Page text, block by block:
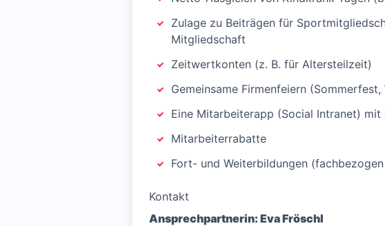
Zulage zu Beiträgen für
Mitgliedschaft
Zeitwertkonten (z. B. für Altersteilzeit)
Gemeinsame Firmenfeiern (Sommerfest,
Eine Mitarbeiterapp (Social Intranet)
Mitarbeiterrabatte
Fort- und Weiterbildungen
Kontakt
Ansprechpartnerin: Eva Fröschl